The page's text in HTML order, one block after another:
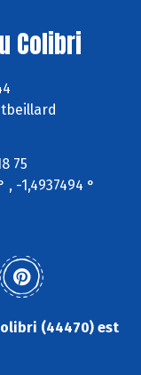
Colibri
75
, -1,4937494 °
(44470) est